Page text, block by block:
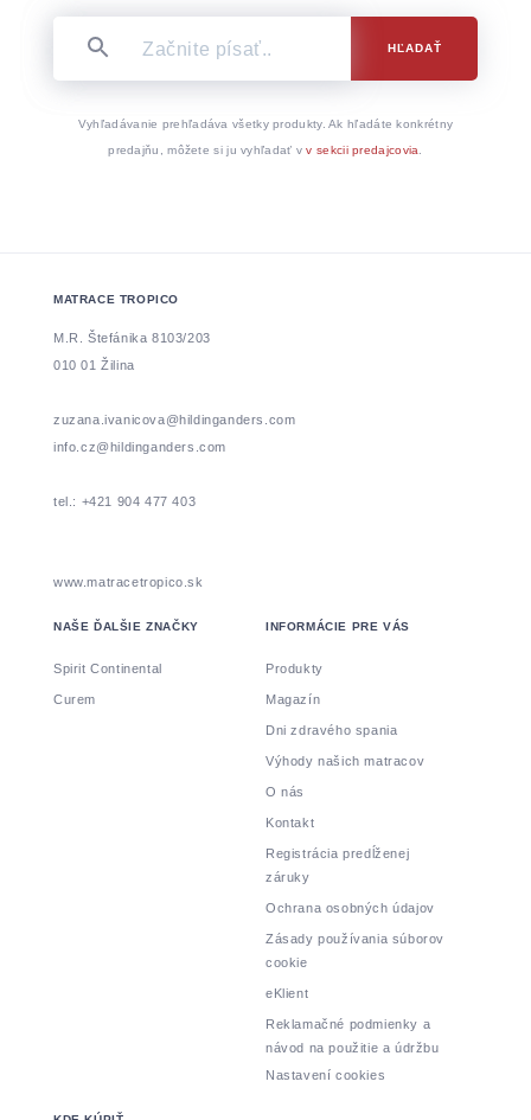
HĽADAŤ
Vyhľadávanie prehľadáva všetky produkty. Ak hľadáte konkrétny
predajňu, môžete si ju vyhľadať vv sekcii predajcovia
MATRACE TROPICO
M.R. Štefánika 8103/203
010 01 Žilina
zuzana.ivanicova@hildinganders.com
info.cz@hildinganders.com
tel.: +421 904 477 403
www.matracetropico.sk
NAŠE ĎALŠIE ZNAČKY
Spirit Continental
Curem
INFORMÁCIE PRE VÁS
Produkty
Magazín
Dni zdravého spania
Výhody našich matracov
O nás
Kontakt
Registrácia predĺženej
záruky
Ochrana osobných údajov
Zásady používania súborov
cookie
eKlient
Reklamačné podmienky a
návod na použitie a údržbu
Nastavení cookies